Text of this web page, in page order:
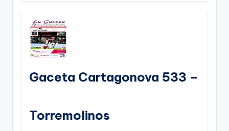
Gaceta Cartagonova 533 –
Torremolinos